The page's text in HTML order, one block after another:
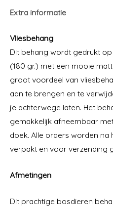
Extra informatie
Vliesbehang
Dit behang wordt gedrukt
(180 gr.) met een mooie
groot voordeel van
aan te brengen en te
je achterwege laten. Het
gemakkelijk afneembaar
doek. Alle orders worden na
verpakt en voor verzending
Afmetingen
Dit prachtige bosdieren